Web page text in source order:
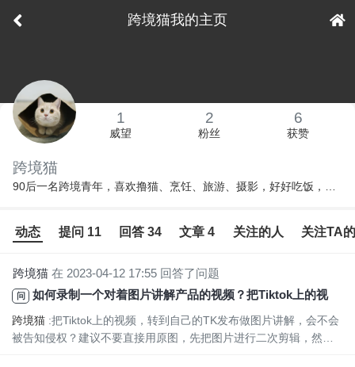
跨境猫我的主页
下拉刷新
1
威望
2
粉丝
6
获赞
跨境猫
动态 提问 11 回答 34 文章 4 关注的人 关注TA
跨境猫 在 2023-04-12 17:55 回答了问题
问 如何录制一个对着图片讲解产品的视频？把Tiktok上的视频，转到自己的TK发布做图片讲解，会不会被告知侵权？有没有好用的传输工具推荐？
跨境猫 :把Tiktok上的视频，转到自己的TK发布做图片讲解，会不会
被告知侵权？建议不要直接用原图，先把图片进行二次剪辑，然后